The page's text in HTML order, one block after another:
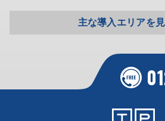
主な導入エリアを